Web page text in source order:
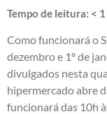
Tempo de leitura: < 1
Como funcionará o
dezembro e 1º de
divulgados nesta
hipermercado abre
funcionará das 10h